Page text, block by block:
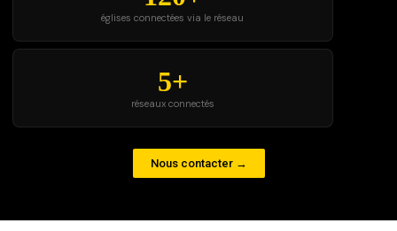
églises connectées via le réseau
5+
réseaux connectés
Nous contacter →